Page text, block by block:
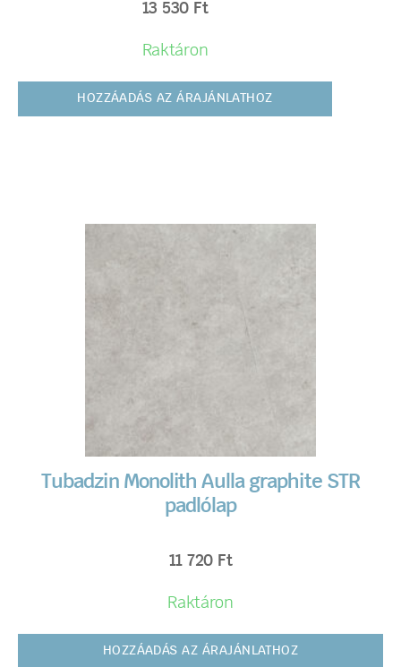
13 530 Ft
Raktáron
HOZZÁADÁS AZ ÁRAJÁNLATHOZ
Tubadzin Monolith Aulla graphite STR
padlólap
11 720 Ft
Raktáron
HOZZÁADÁS AZ ÁRAJÁNLATHOZ